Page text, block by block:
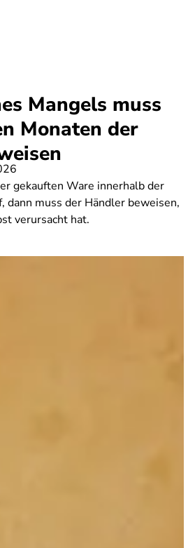
Mangels muss
Monaten der
gekauften Ware innerhalb der
dann muss der Händler beweisen,
verursacht hat.